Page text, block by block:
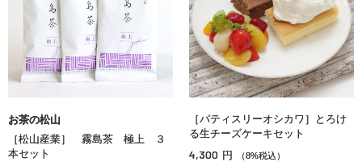
お茶の松山
［松山産業］ 霧島茶 極上 ３
本セット
［パティスリーオシカワ］とろけ
る生チーズケーキセット
4,300 円 （8%税込）